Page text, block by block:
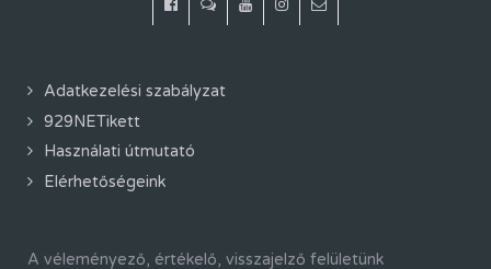
Adatkezelési szabályzat
929NETikett
Használati útmutató
Elérhetőségeink
A véleményező, értékelő, visszajelző felületünk